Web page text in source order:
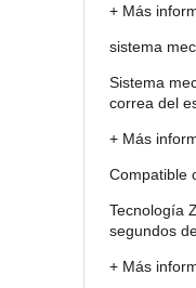
+ Más
sistema
Sistema
correa del
+ Más
Compatible
Tecnología
segundos
+ Más